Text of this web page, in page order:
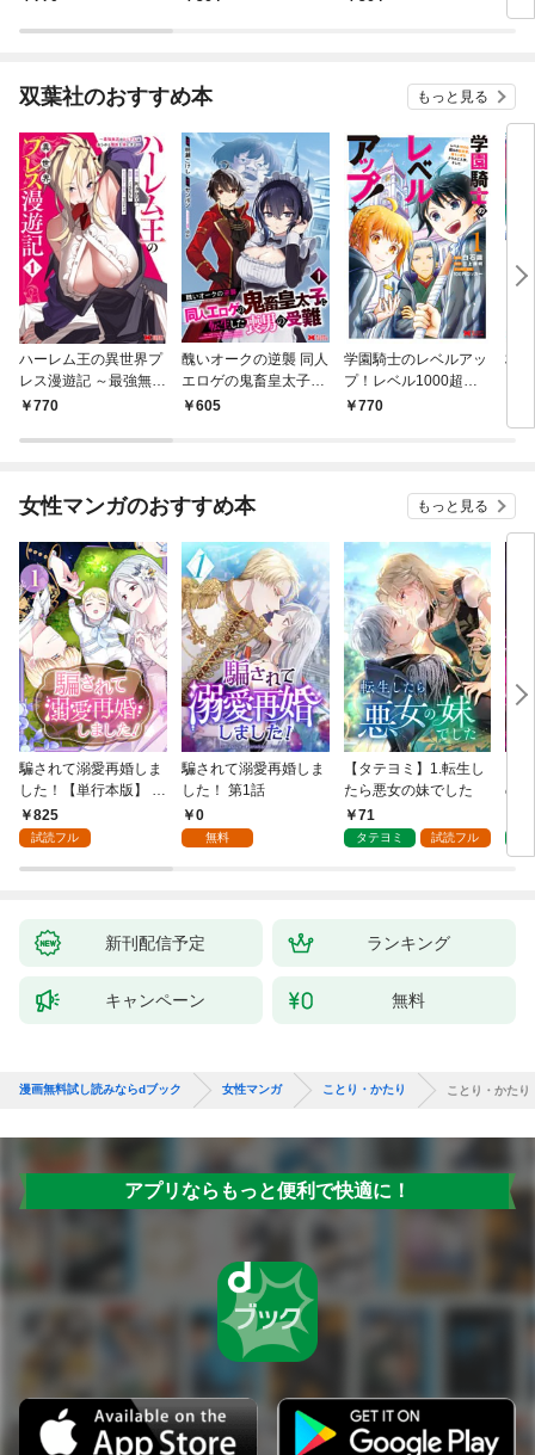
双葉社のおすすめ本 もっと見る
ハーレム王の異世界プ
レス漫遊記 ～最強無双
のおじさんはあらゆる
ミック） 1
770
醜いオークの逆襲 同人
エロゲの鬼畜皇太子に
転生した喪男の受難
605
学園騎士のレベルアッ
プ！レベル1000超え
の転生者、落ちこぼれ
770
村
女性マンガのおすすめ本 もっと見る
騙されて溺愛再婚しま
した！【単行本版】 1
巻825
試読フル
騙されて溺愛再婚しま
した！ 第1話
0
無料
【タテヨミ】1.転生し
たら悪女の妹でした
71
タテヨミ 試読フル
の
新刊配信予定 ランキング
キャンペーン 無料
漫画無料試し読みならdブック 女性マンガ ことり・かたり ことり・かた
アプリならもっと便利で快適に！